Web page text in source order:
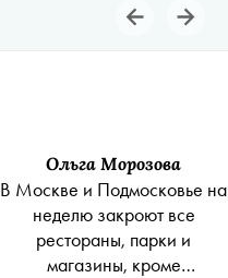
Ольга Морозова
В Москве и Подмосковье на
неделю закроют все
рестораны, парки и
магазины, кроме